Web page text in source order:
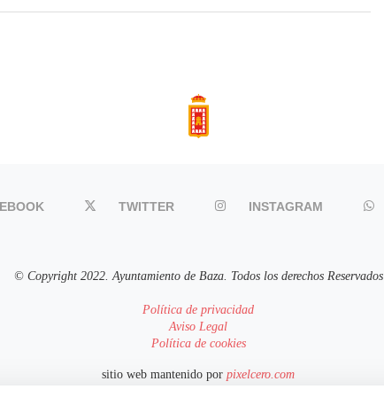
TWITTER INSTAGRAM
© Copyright 2022. Ayuntamiento de Baza. Todos los derechos Reservados
Política de privacidad
Aviso Legal
Política de cookies
sitio web mantenido por pixelcero.com